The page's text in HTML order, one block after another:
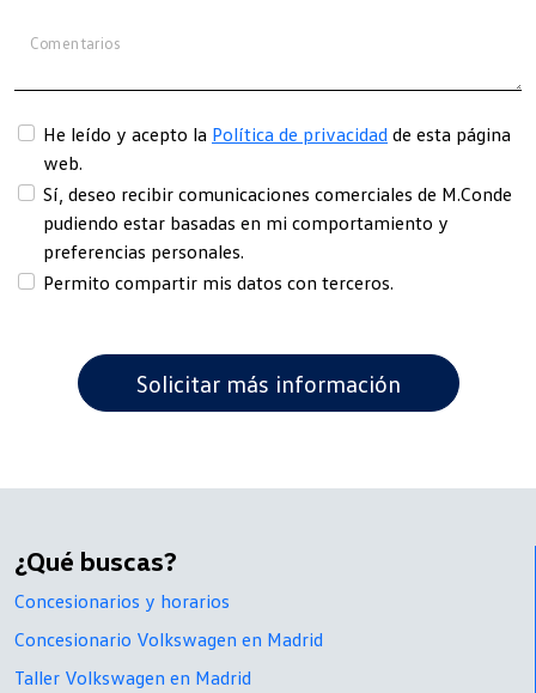
Comentarios
He leído y acepto la Política de privacidad de esta página
web.
Sí, deseo recibir comunicaciones comerciales de M.Conde
pudiendo estar basadas en mi comportamiento y
preferencias personales.
Permito compartir mis datos con terceros.
¿Qué buscas?
Concesionarios y horarios
Concesionario Volkswagen en Madrid
Taller Volkswagen en Madrid